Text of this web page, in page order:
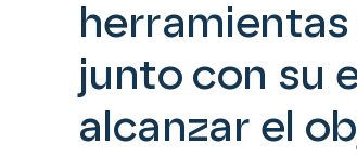
junto con su
alcanzar el